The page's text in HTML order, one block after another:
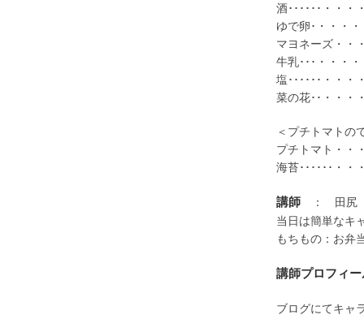
酒･･････・・・
ゆで卵･・・・
マヨネーズ・・
牛乳･･･・・・
塩･･････・・・
菜の花･･・・・
＜プチトマトの
プチトマト・・
海苔･･････・・
講師 ： 田尻
当日は簡単なキ
もちもの：お弁
講師プロフィー
ブログにてキャ